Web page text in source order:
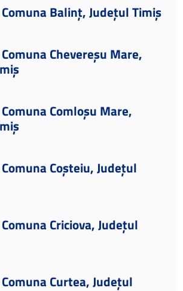
Balinț, Județul Timiș
Chevereșu Mare,
Comloșu Mare,
Coșteiu, Județul
Criciova, Județul
Curtea, Județul